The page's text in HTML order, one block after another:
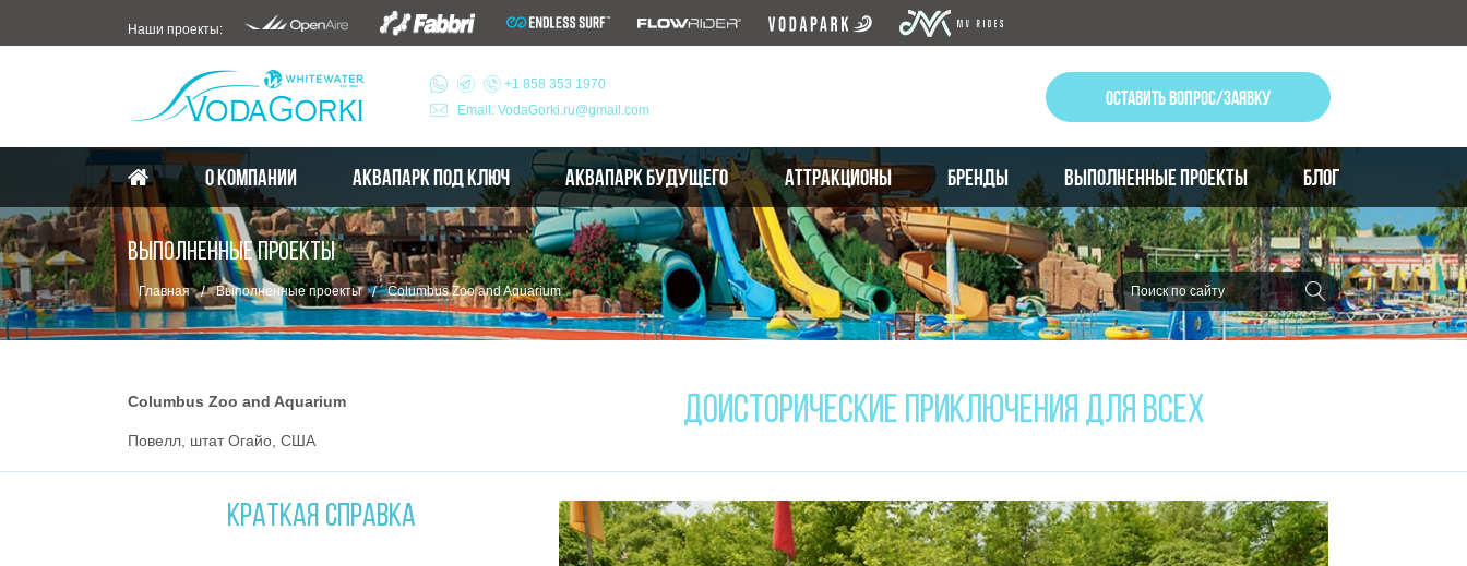
Наши проекты:
+1 858 353 1970
Email: VodaGorki.ru@gmail.com
ОСТАВИТЬ ВОПРОС/ЗАЯВКУ
О КОМПАНИИ АКВАПАРК ПОД КЛЮЧ АКВАПАРК БУДУЩЕГО АТТРАКЦИОНЫ БРЕНДЫ ВЫПОЛНЕННЫЕ ПРОЕКТЫ БЛОГ
ВЫПОЛНЕННЫЕ ПРОЕКТЫ
Главная / Выполненные проекты / Columbus Zoo and Aquarium
Columbus Zoo and Aquarium
Повелл, штат Огайо, США
ДОИСТОРИЧЕСКИЕ ПРИКЛЮЧЕНИЯ ДЛЯ ВСЕХ
КРАТКАЯ СПРАВКА